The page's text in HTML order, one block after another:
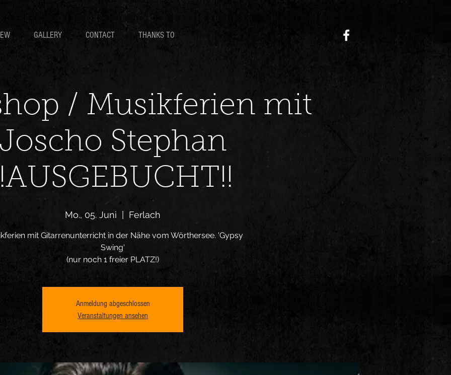
GALLERY CONTACT THANKS TO
/ Musikferien mit
Stephan
Mo., 05. Juni Ferlach
mit Gitarrenunterricht in der Nähe vom Wörthersee. 'Gypsy
Swing'
(nur noch 1 freier PLATZ!)
Anmeldung abgeschlossen
Veranstaltungen ansehen